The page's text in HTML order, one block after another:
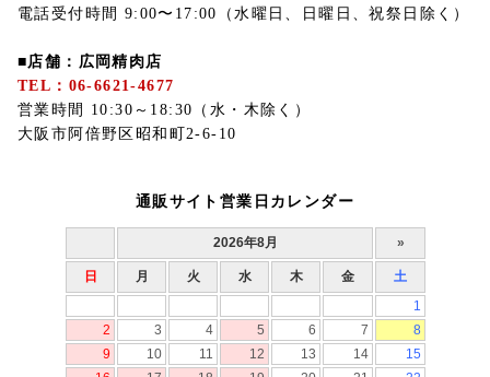
電話受付時間 9:00〜17:00（水曜日、日曜日、祝祭日除く）
■店舗：広岡精肉店
TEL：06-6621-4677
営業時間 10:30～18:30（水・木除く）
大阪市阿倍野区昭和町2-6-10
通販サイト営業日カレンダー